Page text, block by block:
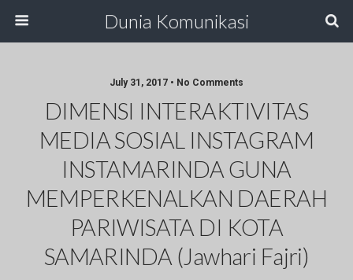
Dunia Komunikasi
July 31, 2017 • No Comments
DIMENSI INTERAKTIVITAS
MEDIA SOSIAL INSTAGRAM
INSTAMARINDA GUNA
MEMPERKENALKAN DAERAH
PARIWISATA DI KOTA
SAMARINDA (Jawhari Fajri)